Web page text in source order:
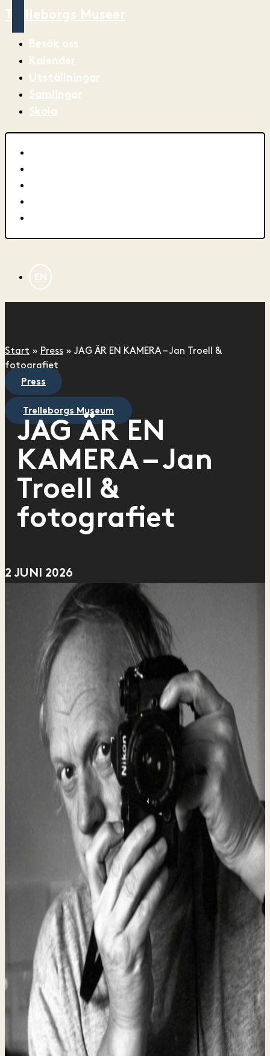
Trelleborgs Museer
Besök oss
Kalender
Utställningar
Samlingar
Skola
EN
Start » Press »JAG ÄR EN KAMERA – Jan Troell &
fotografiet
Press
Trelleborgs Museum
JAG ÄR EN
KAMERA – Jan
Troell &
fotografiet
2 JUNI 2026